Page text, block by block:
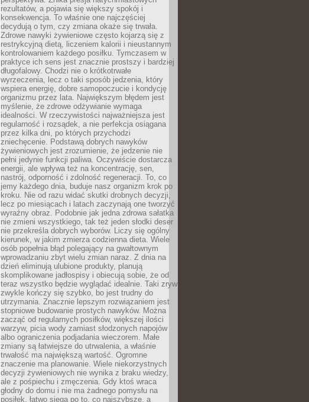
rezultatów, a pojawia się większy spokój i
konsekwencja. To właśnie one najczęściej
decydują o tym, czy zmiana okaże się trwała.
Zdrowe nawyki żywieniowe często kojarzą się z
restrykcyjną dietą, liczeniem kalorii i nieustannym
kontrolowaniem każdego posiłku. Tymczasem w
praktyce ich sens jest znacznie prostszy i bardziej
długofalowy. Chodzi nie o krótkotrwałe
wyrzeczenia, lecz o taki sposób jedzenia, który
wspiera energię, dobre samopoczucie i kondycję
organizmu przez lata. Największym błędem jest
myślenie, że zdrowe odżywianie wymaga
idealności. W rzeczywistości najważniejsza jest
regularność i rozsądek, a nie perfekcja osiągana
przez kilka dni, po których przychodzi
zniechęcenie. Podstawą dobrych nawyków
żywieniowych jest zrozumienie, że jedzenie nie
pełni jedynie funkcji paliwa. Oczywiście dostarcza
energii, ale wpływa też na koncentrację, sen,
nastrój, odporność i zdolność regeneracji. To, co
jemy każdego dnia, buduje nasz organizm krok po
kroku. Nie od razu widać skutki drobnych decyzji,
lecz po miesiącach i latach zaczynają one tworzyć
wyraźny obraz. Podobnie jak jedna zdrowa sałatka
nie zmieni wszystkiego, tak też jeden słodki deser
nie przekreśla dobrych wyborów. Liczy się ogólny
kierunek, w jakim zmierza codzienna dieta. Wiele
osób popełnia błąd polegający na gwałtownym
wprowadzaniu zbyt wielu zmian naraz. Z dnia na
dzień eliminują ulubione produkty, planują
skomplikowane jadłospisy i obiecują sobie, że od
teraz wszystko będzie wyglądać idealnie. Taki zryw
zwykle kończy się szybko, bo jest trudny do
utrzymania. Znacznie lepszym rozwiązaniem jest
stopniowe budowanie prostych nawyków. Można
zacząć od regularnych posiłków, większej ilości
warzyw, picia wody zamiast słodzonych napojów
albo ograniczenia podjadania wieczorem. Małe
zmiany są łatwiejsze do utrwalenia, a właśnie
trwałość ma największą wartość. Ogromne
znaczenie ma planowanie. Wiele niekorzystnych
decyzji żywieniowych nie wynika z braku wiedzy,
ale z pośpiechu i zmęczenia. Gdy ktoś wraca
głodny do domu i nie ma żadnego pomysłu na
posiłek, łatwo sięga po to, co najszybsze, a